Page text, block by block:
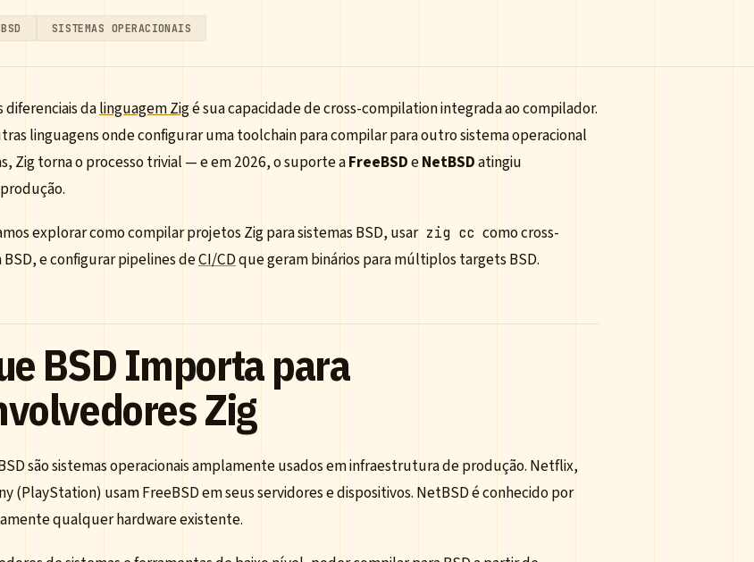
BSD SISTEMAS OPERACIONAIS
diferenciais dalinguagem Zigé sua capacidade de cross-compilation integrada ao compilador.
linguagens onde configurar uma toolchain para compilar para outro sistema operacional
Zig torna o processo trivial — e em 2026, o suporte aFreeBSDeNetBSDatingiu
explorar como compilar projetos Zig para sistemas BSD, usar zig cc como cross-
e configurar pipelines deCI/CDque geram binários para múltiplos targets BSD.
BSD Importa para
Zig
são sistemas operacionais amplamente usados em infraestrutura de produção. Netflix,
(PlayStation) usam FreeBSD em seus servidores e dispositivos. NetBSD é conhecido por
qualquer hardware existente.